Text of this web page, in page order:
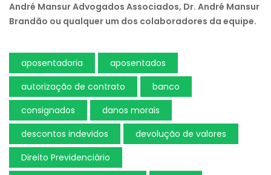
André Mansur Advogados Associados, Dr. André Mansur
Brandão ou qualquer um dos colaboradores da equipe.
aposentadoria
aposentados
autorização de contrato
banco
consignados
danos morais
descontos indevidos
devolução de valores
Direito Previdenciário